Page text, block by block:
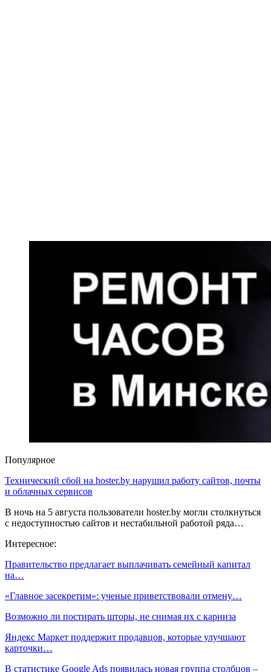
Популярное
Технический сбой на hoster.by нарушил работу сайтов, почты
и облачных сервисов
В ночь на 5 августа пользователи hoster.by могли столкнуться
с недоступностью сайтов и нестабильной работой ряда…
Интересное:
Правительство предлагает выплачивать семейный капитал
на…
«Главное засекретим»: ученые приветствовали отмену…
Возможно ли постирать шторы, не снимая их с карниза
Яндекс Маркет поддержит продавцов, которые улучшают
карточки…
В статистике Google Ads появилась новая группа столбцов –